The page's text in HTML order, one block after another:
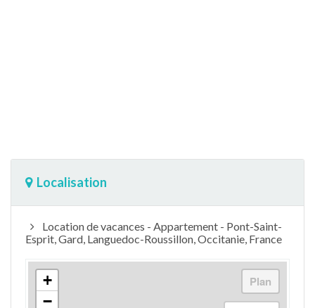
Localisation
Location de vacances - Appartement - Pont-Saint-
Esprit, Gard, Languedoc-Roussillon, Occitanie, France
+
−